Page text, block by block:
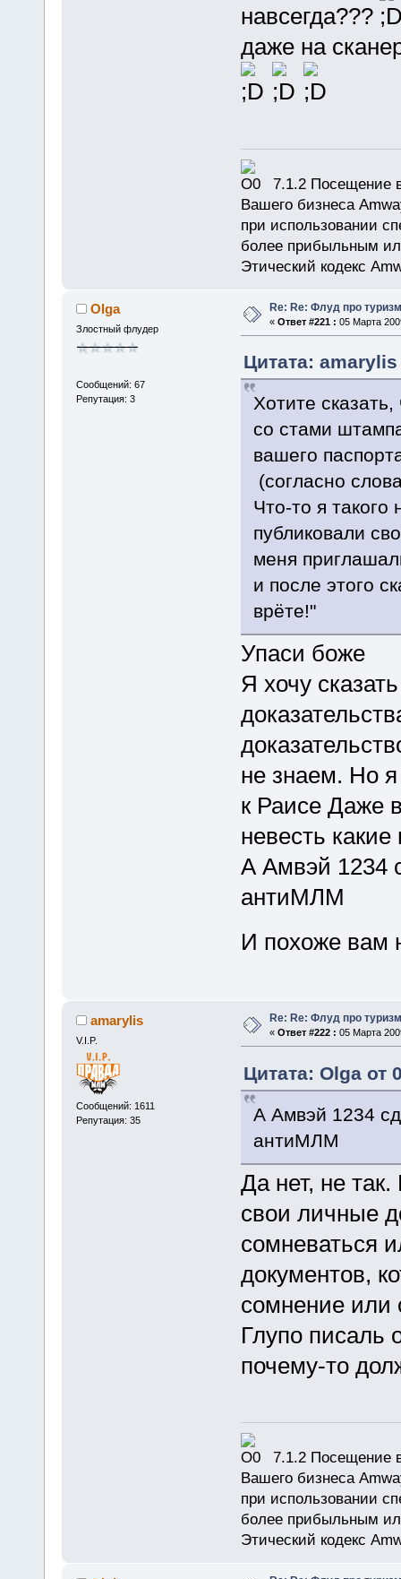
навсегда???
даже на
7.1.2 Посещение
Вашего бизнеса
при использовании
более прибыльным
Этический кодекс
Olga
Злостный флудер
Сообщений: 67
Репутация: 3
Re: Re: Флуд про туризм
« Ответ #221 : 05 Марта
Цитата:
Хотите
со стами
вашего
(согласно
Что-то я
публиковали
меня
и после этого
врёте!"
Упаси боже
Я хочу
не знаем. Но
к Раисе Даже
невесть
А Амвэй 1234
антиМЛМ
И похоже вам
amarylis
V.I.P.
Сообщений: 1611
Репутация: 35
Re: Re: Флуд про туризм
« Ответ #222 : 05 Марта
Цитата: Olga от
А Амвэй 1234
антиМЛМ
Да нет, не
свои личные
сомневаться
документов,
сомнение или
Глупо писаль
почему-то
7.1.2 Посещение
Вашего бизнеса
при использовании
более прибыльным
Этический кодекс